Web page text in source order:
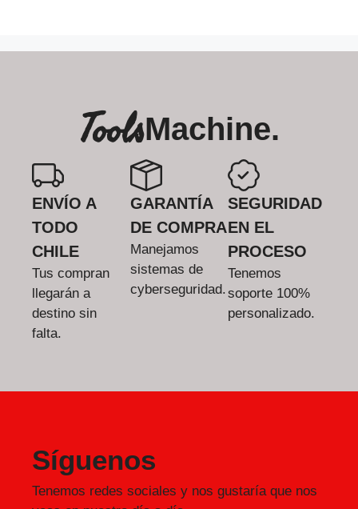
ToolsMachine.
ENVÍO A
TODO
CHILE
Tus compran
llegarán a
destino sin
falta.
GARANTÍA
DE COMPRA
Manejamos
sistemas de
cyberseguridad.
SEGURIDAD
EN EL
PROCESO
Tenemos
soporte 100%
personalizado.
Síguenos
Tenemos redes sociales y nos gustaría que nos